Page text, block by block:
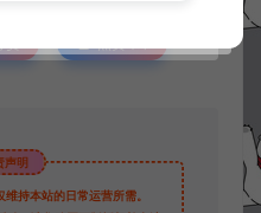
声明
持本站的日常运营所需。